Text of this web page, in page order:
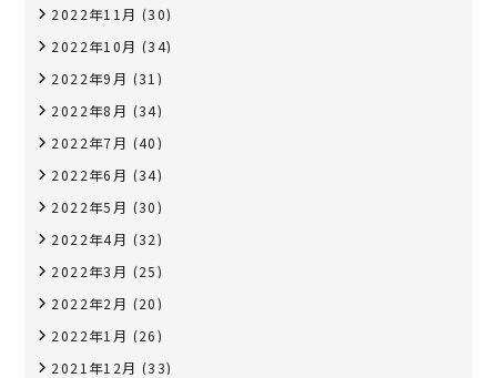
2022年11月 (30)
2022年10月 (34)
2022年9月 (31)
2022年8月 (34)
2022年7月 (40)
2022年6月 (34)
2022年5月 (30)
2022年4月 (32)
2022年3月 (25)
2022年2月 (20)
2022年1月 (26)
2021年12月 (33)